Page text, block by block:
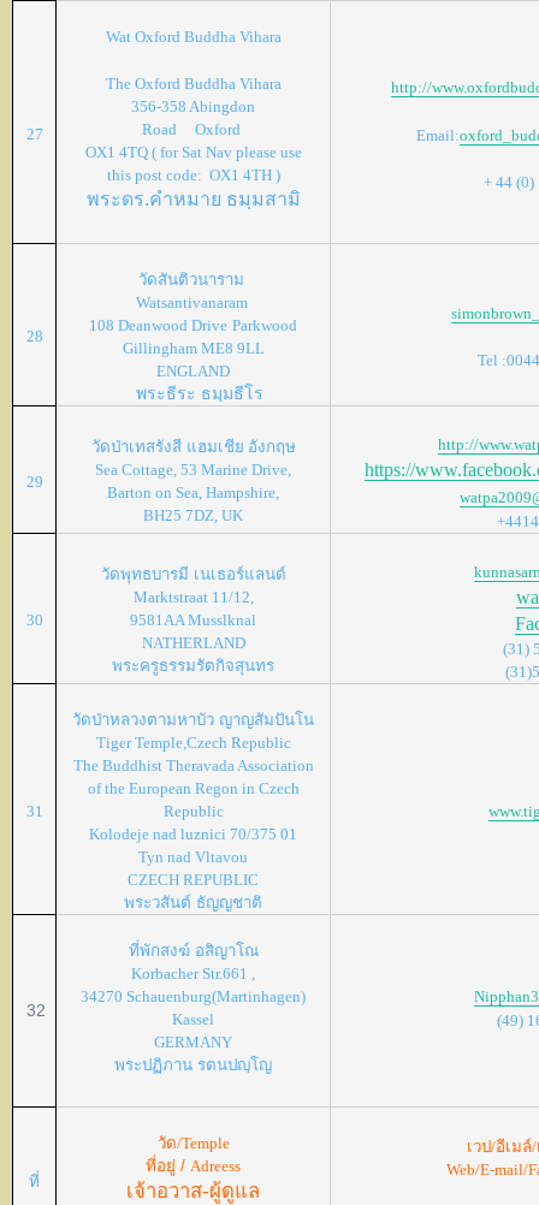
27
Wat Oxford Buddha Vihara
The Oxford Buddha Vihara
356-358 Abingdon
Road Oxford
OX1 4TQ ( for Sat Nav please use
this post code: OX1 4TH )
พระดร.คำหมาย ธมฺมสามิ
http://
Email:
+ 44 (0)
28
วัดสันติวนาราม
Watsantivanaram
108 Deanwood Drive Parkwood
Gillingham ME8 9LL
ENGLAND
พระธีระ ธมฺมธีโร
Tel
29
วัดป่าเทสรังสี แฮมเชีย อังกฤษ
Sea Cottage, 53 Marine Drive,
Barton on Sea, Hampshire,
BH25 7DZ, UK
http://
https://
30
วัดพุทธบารมี เนเธอร์แลนด์
Marktstraat 11/12,
9581AA Musslknal
NATHERLAND
พระครูธรรมรัตกิจสุนทร
(31)
31
วัดป่าหลวงตามหาบัว ญาญสัมปันโน
Tiger Temple,Czech Republic
The Buddhist Theravada Association
of the European Regon in Czech
Republic
Kolodeje nad luznici 70/375 01
Tyn nad Vltavou
CZECH REPUBLIC
พระวสันต์ ธัญญชาติ
32
ที่พักสงฆ์ อสิญาโณ
Korbacher Str.661 ,
34270 Schauenburg(Martinhagen)
Kassel
GERMANY
พระปฏิภาน รตนปญฺโญ
(49)
ที่
วัด/Temple
ที่อยู่ /Adreess
เจ้าอวาส-ผู้ดูแล
เวป/อีเมล์
Web/E-mail/